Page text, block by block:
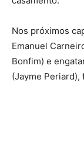
Nos próximos
Emanuel
Bonfim) e
(Jayme Periard),